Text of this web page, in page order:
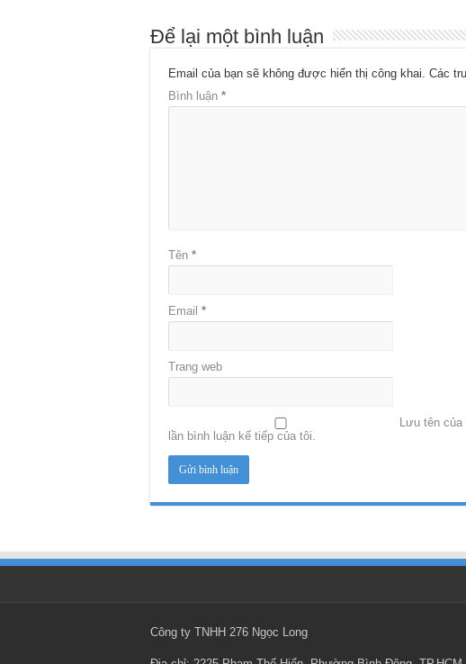
Để lại một bình luận
Email của bạn sẽ không được hiển thị công khai. Các
Bình luận *
Tên *
Email *
Trang web
Lưu tên
lần bình luận kế tiếp của tôi.
Công ty TNHH 276 Ngọc Long